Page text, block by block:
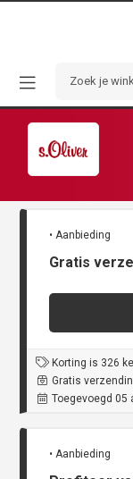
• Aanbieding
Gratis
Korting is 326
Gratis
Toegevoegd 05
• Aanbieding